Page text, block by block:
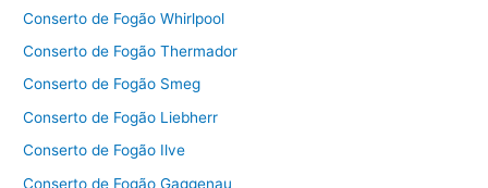
Conserto de Fogão Whirlpool
Conserto de Fogão Thermador
Conserto de Fogão Smeg
Conserto de Fogão Liebherr
Conserto de Fogão Ilve
Conserto de Fogão Gaggenau